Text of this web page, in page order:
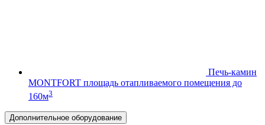
Печь-камин
MONTFORT площадь отапливаемого помещения до
160м3
Дополнительное оборудование